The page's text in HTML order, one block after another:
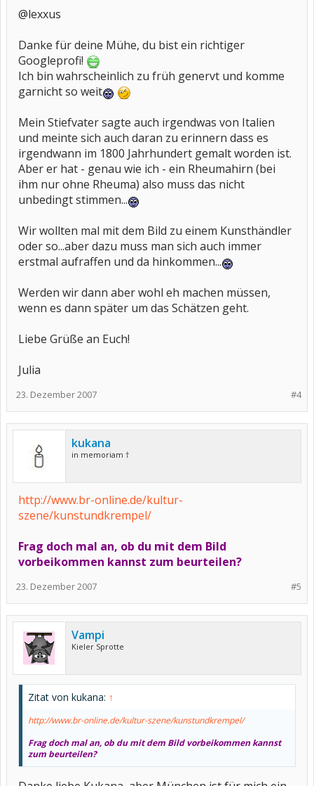
@lexxus
Danke für deine Mühe, du bist ein richtiger
Googleprofi!
Ich bin wahrscheinlich zu früh genervt und komme
garnicht so weit
Mein Stiefvater sagte auch irgendwas von Italien
und meinte sich auch daran zu erinnern dass es
irgendwann im 1800 Jahrhundert gemalt worden ist.
Aber er hat - genau wie ich - ein Rheumahirn (bei
ihm nur ohne Rheuma) also muss das nicht
unbedingt stimmen...
Wir wollten mal mit dem Bild zu einem Kunsthändler
oder so...aber dazu muss man sich auch immer
erstmal aufraffen und da hinkommen...
Werden wir dann aber wohl eh machen müssen,
wenn es dann später um das Schätzen geht.
Liebe Grüße an Euch!
Julia
#4
23. Dezember 2007
kukana
in memoriam †
http://www.br-online.de/kultur-
szene/kunstundkrempel/
Frag doch mal an, ob du mit dem Bild
vorbeikommen kannst zum beurteilen?
#5
23. Dezember 2007
Vampi
Kieler Sprotte
Zitat von kukana: ↑
http://www.br-online.de/kultur-szene/kunstundkrempel/
Frag doch mal an, ob du mit dem Bild vorbeikommen kannst
zum beurteilen?